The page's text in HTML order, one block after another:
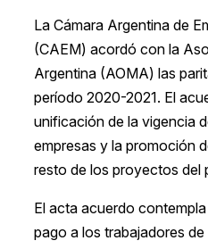
La Cámara Argentina de
(CAEM) acordó con la
Argentina (AOMA) las
período 2020-2021. El
unificación de la vigencia
empresas y la promoción
resto de los proyectos del
El acta acuerdo
pago a los trabajadores de